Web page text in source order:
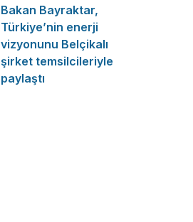
Bakan Bayraktar,
Türkiye’nin enerji
vizyonunu Belçikalı
şirket temsilcileriyle
paylaştı